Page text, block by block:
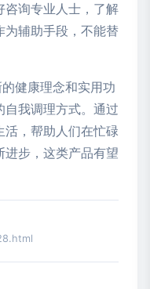
咨询专业人士，了解
为辅助手段，不能替
健康理念和实用功
我调理方式。通过
活，帮助人们在忙碌
进步，这类产品有望